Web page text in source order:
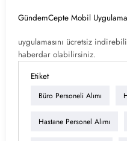
GündemCepte Mobil
uygulamasını ücretsiz
haberdar olabilirsiniz.
Etiket
Büro Personeli Alımı
Hastane Personel Alımı